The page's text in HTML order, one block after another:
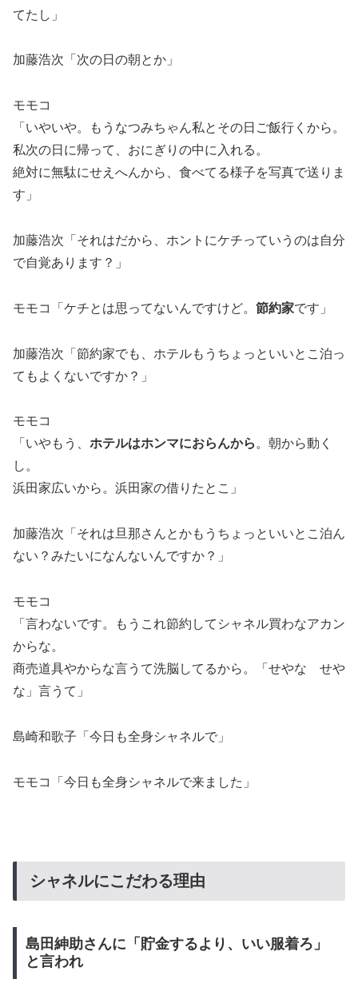
てたし」
加藤浩次「次の日の朝とか」
モモコ
「いやいや。もうなつみちゃん私とその日ご飯行くから。
私次の日に帰って、おにぎりの中に入れる。
絶対に無駄にせえへんから、食べてる様子を写真で送りま
す」
加藤浩次「それはだから、ホントにケチっていうのは自分
で自覚あります？」
モモコ「ケチとは思ってないんですけど。 節約家です」
加藤浩次「節約家でも、ホテルもうちょっといいとこ泊っ
てもよくないですか？」
モモコ
「いやもう、 ホテルはホンマにおらんから 。朝から動く
し。
浜田家広いから。浜田家の借りたとこ」
加藤浩次「それは旦那さんとかもうちょっといいとこ泊ん
ない？みたいになんないんですか？」
モモコ
「言わないです。もうこれ節約してシャネル買わなアカン
からな。
商売道具やからな言うて洗脳してるから。「せやな せや
な」言うて」
島崎和歌子「今日も全身シャネルで」
モモコ「今日も全身シャネルで来ました」
シャネルにこだわる理由
島田紳助さんに「貯金するより、いい服着ろ」
と言われ